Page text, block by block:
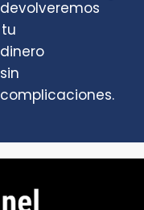
devolveremos
tu
dinero
sin
complicaciones.